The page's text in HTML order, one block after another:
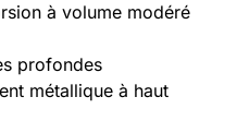
à volume modéré
profondes
métallique à haut